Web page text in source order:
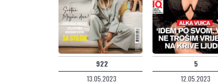
922
13.05.2023
5
12.05.2023